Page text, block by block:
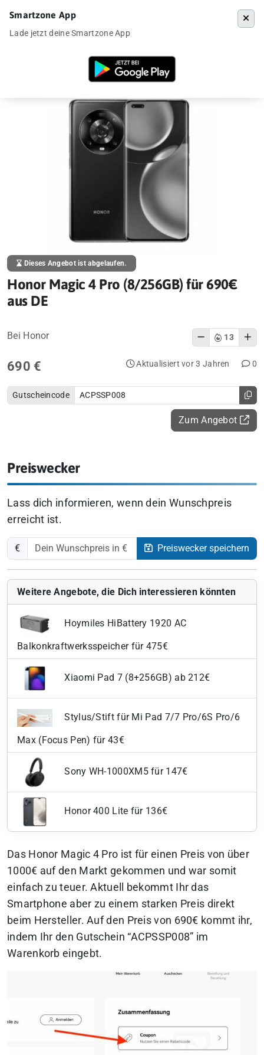
»Honor Magic 4 Pro (8/256GB) für 690€ aus DE
Dieses Angebot ist abgelaufen.
Honor Magic 4 Pro (8/256GB) für 690€
aus DE
Bei Honor 13
690 € Aktualisiert vor 3 Jahren 0
Gutscheincode ACPSSP008
Zum Angebot
Preiswecker
Lass dich informieren, wenn dein Wunschpreis
erreicht ist.
€ Preiswecker speichern
Weitere Angebote, die Dich interessieren könnten
Hoymiles HiBattery 1920 AC
Balkonkraftwerksspeicher für 475€
Xiaomi Pad 7 (8+256GB) ab 212€
Stylus/Stift für Mi Pad 7/7 Pro/6S Pro/6
Max (Focus Pen) für 43€
Sony WH-1000XM5 für 147€
Honor 400 Lite für 136€
Das Honor Magic 4 Pro ist für einen Preis von über
1000€ auf den Markt gekommen und war somit
einfach zu teuer. Aktuell bekommt Ihr das
Smartphone aber zu einem starken Preis direkt
beim Hersteller. Auf den Preis von 690€ kommt ihr,
indem Ihr den Gutschein “ACPSSP008” im
Warenkorb eingebt.
Smartzone App
Lade jetzt deine Smartzone App